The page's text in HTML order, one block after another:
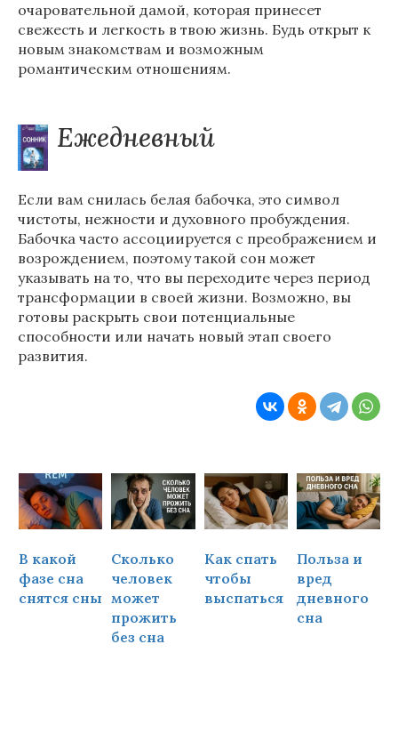
очаровательной дамой, которая принесет
свежесть и легкость в твою жизнь. Будь открыт к
новым знакомствам и возможным
романтическим отношениям.
Ежедневный
Если вам снилась белая бабочка, это символ
чистоты, нежности и духовного пробуждения.
Бабочка часто ассоциируется с преображением и
возрождением, поэтому такой сон может
указывать на то, что вы переходите через период
трансформации в своей жизни. Возможно, вы
готовы раскрыть свои потенциальные
способности или начать новый этап своего
развития.
В какой
фазе сна
снятся сны
Сколько
человек
может
прожить
без сна
Как спать
чтобы
выспаться
Польза и
вред
дневного
сна